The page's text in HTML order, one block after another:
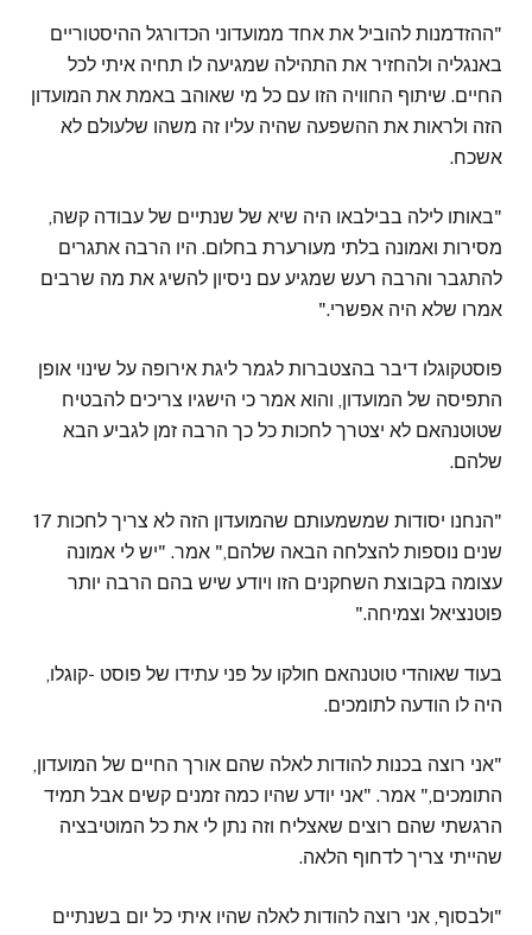
"ההזדמנות להוביל את אחד ממועדוני הכדורגל ההיסטוריים
באנגליה ולהחזיר את התהילה שמגיעה לו תחיה איתי לכל
החיים. שיתוף החוויה הזו עם כל מי שאוהב באמת את המועדון
הזה ולראות את ההשפעה שהיה עליו זה משהו שלעולם לא
אשכח.
"באותו לילה בבילבאו היה שיא של שנתיים של עבודה קשה,
מסירות ואמונה בלתי מעורערת בחלום. היו הרבה אתגרים
להתגבר והרבה רעש שמגיע עם ניסיון להשיג את מה שרבים
אמרו שלא היה אפשרי."
פוסטקוגלו דיבר בהצטברות לגמר ליגת אירופה על שינוי אופן
התפיסה של המועדון, והוא אמר כי הישגיו צריכים להבטיח
שטוטנהאם לא יצטרך לחכות כל כך הרבה זמן לגביע הבא
שלהם.
"הנחנו יסודות שמשמעותם שהמועדון הזה לא צריך לחכות 17
שנים נוספות להצלחה הבאה שלהם," אמר. "יש לי אמונה
עצומה בקבוצת השחקנים הזו ויודע שיש בהם הרבה יותר
פוטנציאל וצמיחה."
בעוד שאוהדי טוטנהאם חולקו על פני עתידו של פוסט -קוגלו,
היה לו הודעה לתומכים.
"אני רוצה בכנות להודות לאלה שהם אורך החיים של המועדון,
התומכים," אמר. "אני יודע שהיו כמה זמנים קשים אבל תמיד
הרגשתי שהם רוצים שאצליח וזה נתן לי את כל המוטיבציה
שהייתי צריך לדחוף הלאה.
"ולבסוף, אני רוצה להודות לאלה שהיו איתי כל יום בשנתיים